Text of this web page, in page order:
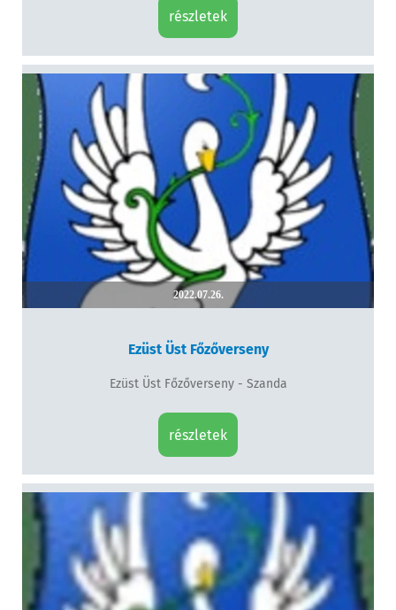
részletek
2022.07.26.
Ezüst Üst Főzőverseny
Ezüst Üst Főzőverseny - Szanda
részletek